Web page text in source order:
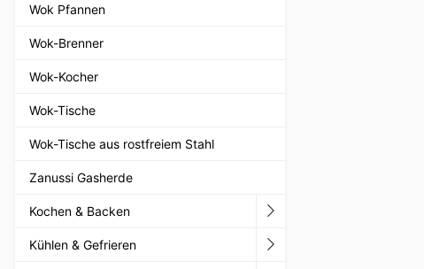
Wok Pfannen
Wok-Brenner
Wok-Kocher
Wok-Tische
Wok-Tische aus rostfreiem Stahl
Zanussi Gasherde
Kochen & Backen
Kühlen & Gefrieren